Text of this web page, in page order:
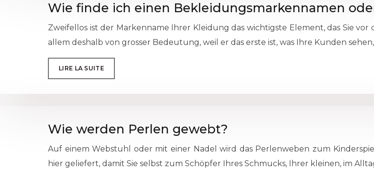
Wie finde ich einen Bekleidungsmarkennamen
Zweifellos ist der Markenname Ihrer Kleidung das wichtigste Element, das Sie
allem deshalb von grosser Bedeutung, weil er das erste ist, was Ihre Kunden
LIRE LA SUITE
Wie werden Perlen gewebt?
Auf einem Webstuhl oder mit einer Nadel wird das Perlenweben zum
hier geliefert, damit Sie selbst zum Schöpfer Ihres Schmucks, Ihrer kleinen, im